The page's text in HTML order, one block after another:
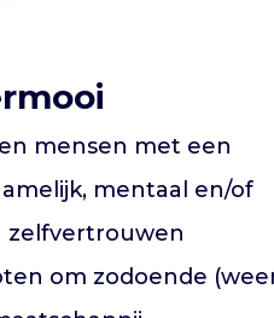
mensen met een
mentaal en/of
zelfvertrouwen
om zodoende